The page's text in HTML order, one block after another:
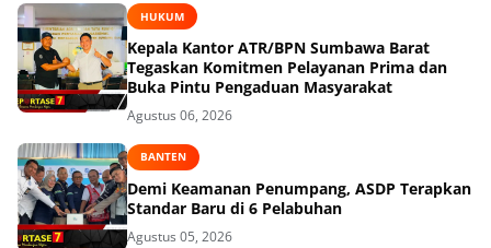
HUKUM
Kepala Kantor ATR/BPN Sumbawa Barat
Tegaskan Komitmen Pelayanan Prima dan
Buka Pintu Pengaduan Masyarakat
Agustus 06, 2026
BANTEN
Demi Keamanan Penumpang, ASDP Terapkan
Standar Baru di 6 Pelabuhan
Agustus 05, 2026